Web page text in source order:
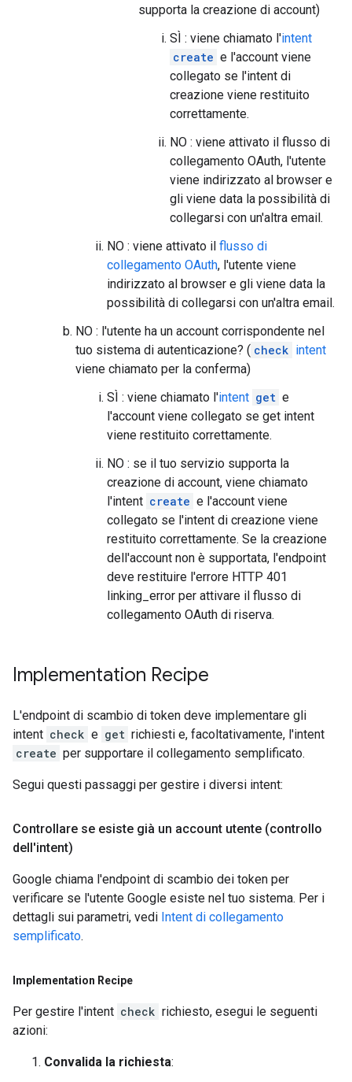
supporta la creazione di account)
SÌ : viene chiamato l'intent
create e l'account viene
collegato se l'intent di
creazione viene restituito
correttamente.
NO : viene attivato il flusso di
collegamento OAuth, l'utente
viene indirizzato al browser e
gli viene data la possibilità di
collegarsi con un'altra email.
NO : viene attivato il flusso di
collegamento OAuth, l'utente viene
indirizzato al browser e gli viene data la
possibilità di collegarsi con un'altra email.
NO : l'utente ha un account corrispondente nel
tuo sistema di autenticazione? ( check intent
viene chiamato per la conferma)
SÌ : viene chiamato l'intent get e
l'account viene collegato se get intent
viene restituito correttamente.
NO : se il tuo servizio supporta la
creazione di account, viene chiamato
l'intent create e l'account viene
collegato se l'intent di creazione viene
restituito correttamente. Se la creazione
dell'account non è supportata, l'endpoint
deve restituire l'errore HTTP 401
linking_error per attivare il flusso di
collegamento OAuth di riserva.
Implementation Recipe
L'endpoint di scambio di token deve implementare gli
intent check e get richiesti e, facoltativamente, l'intent
create per supportare il collegamento semplificato.
Segui questi passaggi per gestire i diversi intent:
Controllare se esiste già un account utente (controllo
dell'intent)
Google chiama l'endpoint di scambio dei token per
verificare se l'utente Google esiste nel tuo sistema. Per i
dettagli sui parametri, vedi Intent di collegamento
semplificato.
Implementation Recipe
Per gestire l'intent check richiesto, esegui le seguenti
azioni:
Convalida la richiesta: